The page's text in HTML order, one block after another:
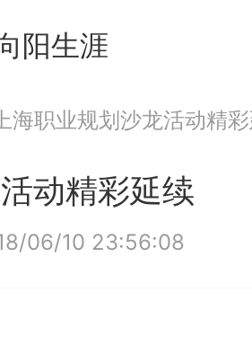
阳生涯
海职业规划沙龙活动精
动精彩延续
06/10 23:56:08